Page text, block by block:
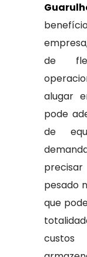
de
alugar
pode
de
pesado
que